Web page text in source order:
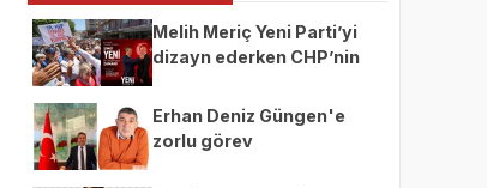
Melih Meriç Yeni Parti’yi
dizayn ederken CHP’nin
Erhan Deniz Güngen'e
zorlu görev